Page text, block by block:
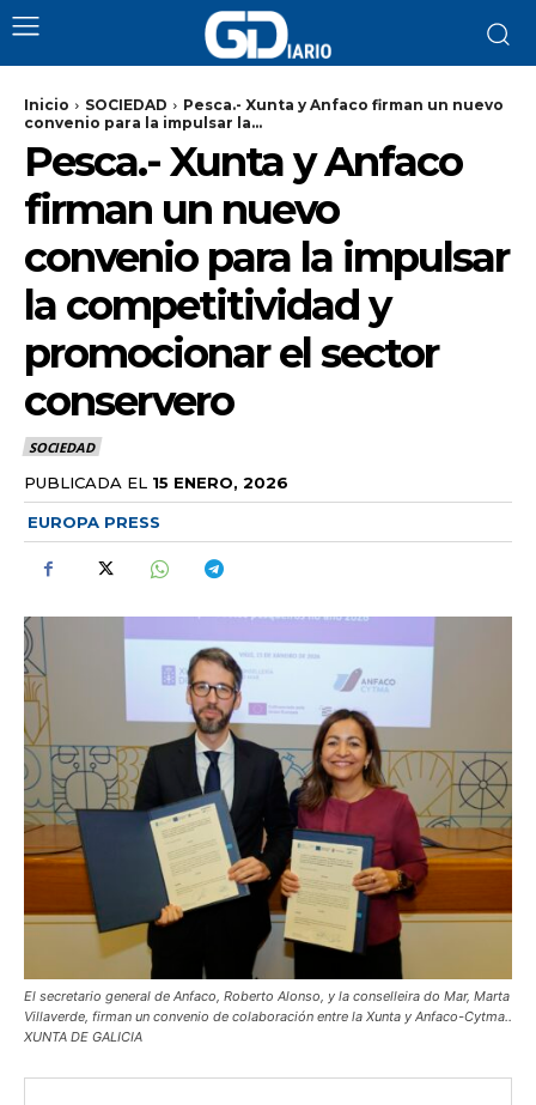
Inicio SOCIEDAD
Pesca.- Xunta y Anfaco firman un nuevo
convenio para la impulsar la...
Pesca.- Xunta y Anfaco
firman un nuevo
convenio para la impulsar
la competitividad y
promocionar el sector
conservero
SOCIEDAD
PUBLICADA EL 15 ENERO, 2026
EUROPA PRESS
El secretario general de Anfaco, Roberto Alonso, y la conselleira do Mar, Marta
Villaverde, firman un convenio de colaboración entre la Xunta y Anfaco-Cytma..
XUNTA DE GALICIA